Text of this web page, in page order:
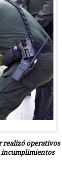
realizó operativos
incumplimientos